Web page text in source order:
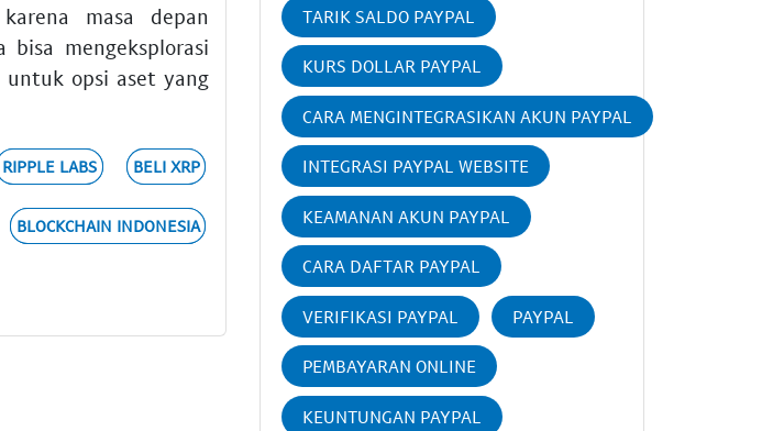
masa depan
mengeksplorasi
untuk opsi aset yang
RIPPLE LABS BELI XRP
BLOCKCHAIN INDONESIA
TARIK SALDO PAYPAL
KURS DOLLAR PAYPAL
CARA MENGINTEGRASIKAN AKUN PAYPAL
INTEGRASI PAYPAL WEBSITE
KEAMANAN AKUN PAYPAL
CARA DAFTAR PAYPAL
VERIFIKASI PAYPAL PAYPAL
PEMBAYARAN ONLINE
KEUNTUNGAN PAYPAL